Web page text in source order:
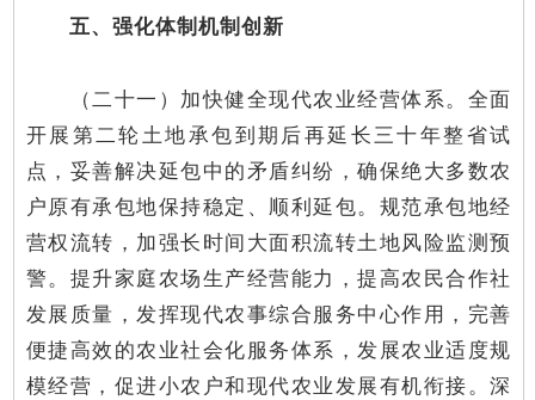
五、强化体制机制创新
（二十一）加快健全现代农业经营体系。全面
开展第二轮土地承包到期后再延长三十年整省试
点，妥善解决延包中的矛盾纠纷，确保绝大多数农
户原有承包地保持稳定、顺利延包。规范承包地经
营权流转，加强长时间大面积流转土地风险监测预
警。提升家庭农场生产经营能力，提高农民合作社
发展质量，发挥现代农事综合服务中心作用，完善
便捷高效的农业社会化服务体系，发展农业适度规
模经营，促进小农户和现代农业发展有机衔接。深